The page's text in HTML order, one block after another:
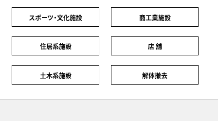
スポーツ・文化施設 商工業施設
住居系施設 店 舗
土木系施設 解体撤去